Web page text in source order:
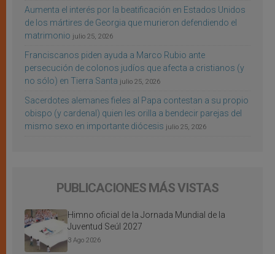
Aumenta el interés por la beatificación en Estados Unidos
de los mártires de Georgia que murieron defendiendo el
matrimonio julio 25, 2026
Franciscanos piden ayuda a Marco Rubio ante
persecución de colonos judíos que afecta a cristianos (y
no sólo) en Tierra Santa julio 25, 2026
Sacerdotes alemanes fieles al Papa contestan a su propio
obispo (y cardenal) quien les orilla a bendecir parejas del
mismo sexo en importante diócesis julio 25, 2026
PUBLICACIONES MÁS VISTAS
Himno oficial de la Jornada Mundial de la
Juventud Seúl 2027
3 Ago 2026